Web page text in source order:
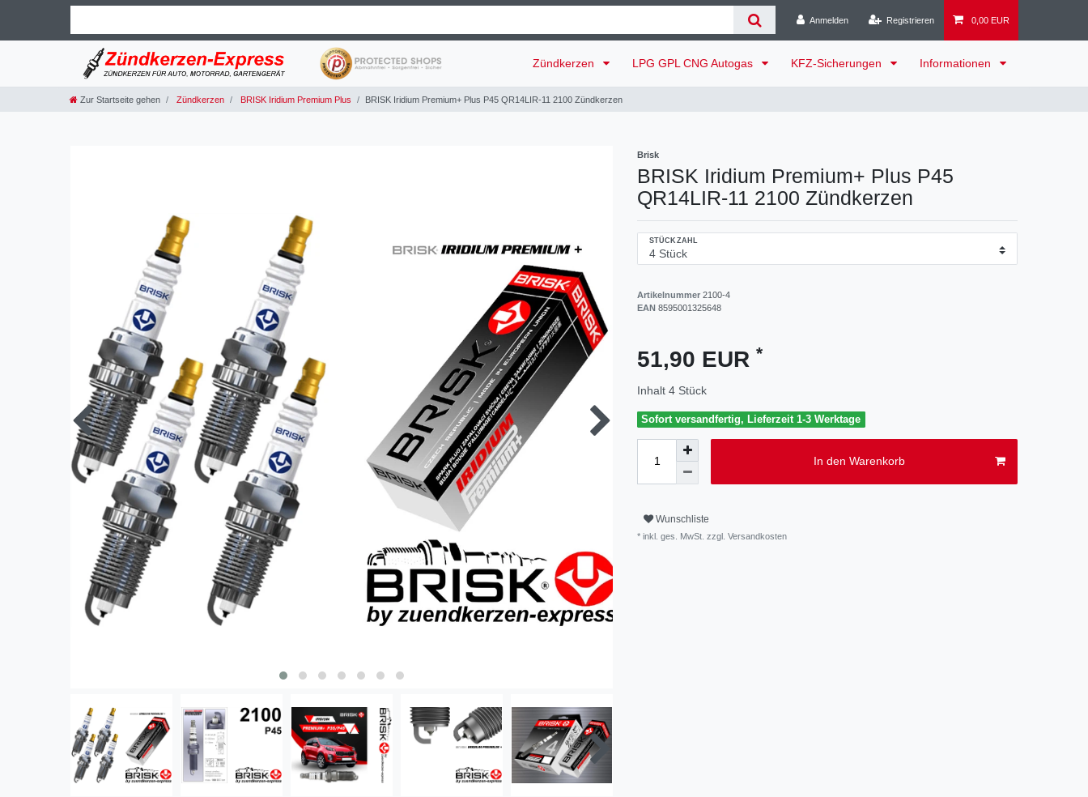
Anmelden Registrieren 0,00 EUR
Zündkerzen LPG GPL CNG Autogas KFZ-Sicherungen Informationen
Zur Startseite gehen Zündkerzen BRISK Iridium Premium Plus BRISK Iridium Premium+ Plus P45 QR14LIR-11 2100 Zündkerzen
Brisk
BRISK Iridium Premium+ Plus P45
QR14LIR-11 2100 Zündkerzen
STÜCKZAHL
Artikelnummer 2100-4
EAN 8595001325648
51,90 EUR *
Inhalt 4 Stück
Sofort versandfertig, Lieferzeit 1-3 Werktage
In den Warenkorb
Wunschliste
* inkl. ges. MwSt. zzgl. Versandkosten